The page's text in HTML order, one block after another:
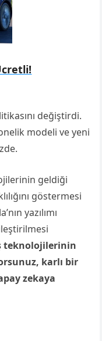
değiştirdi.
modeli ve yeni
geldiği
göstermesi
yazılımı
teknolojilerinin
karlı bir
zekaya